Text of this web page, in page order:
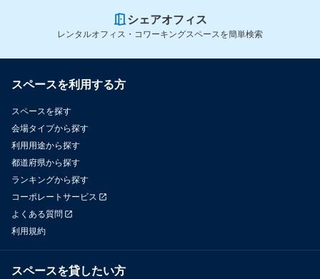
シェアオフィス
レンタルオフィス・コワーキングスペースを簡単検索
スペースを利用する方
スペースを探す
会場タイプから探す
利用用途から探す
都道府県から探す
ランキングから探す
コーポレートサービス
よくある質問
利用規約
スペースを貸したい方